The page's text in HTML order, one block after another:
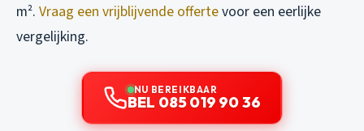
m². Vraag een vrijblijvende offertevoor een eerlijke
vergelijking.
NU BEREIKBAAR
BEL 085 019 90 36